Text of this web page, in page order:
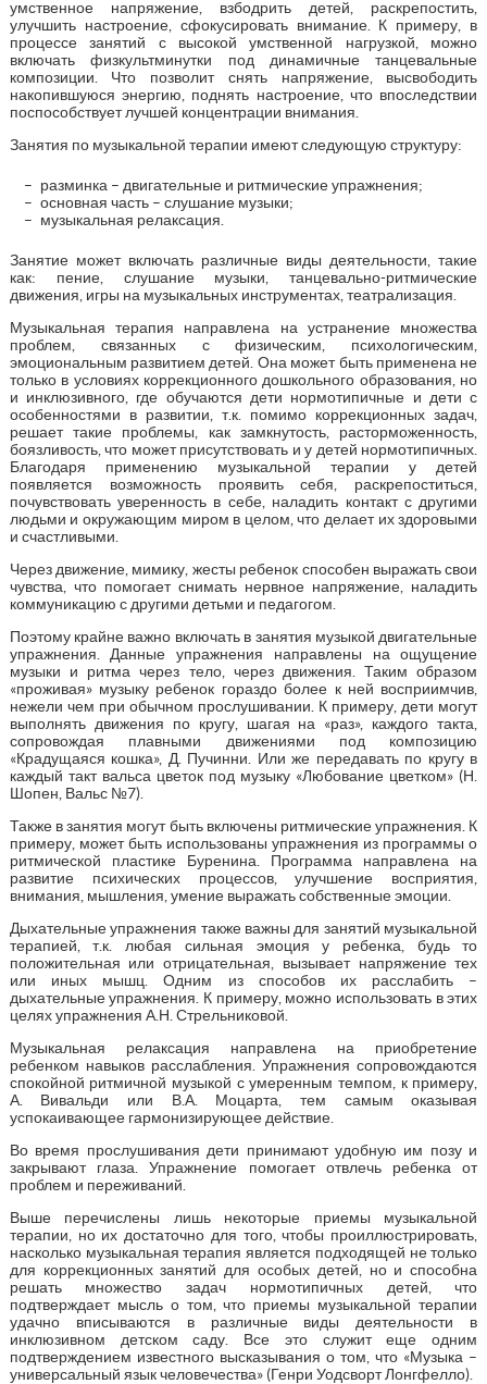
умственное напряжение, взбодрить детей, раскрепостить,
улучшить настроение, сфокусировать внимание. К примеру, в
процессе занятий с высокой умственной нагрузкой, можно
включать физкультминутки под динамичные танцевальные
композиции. Что позволит снять напряжение, высвободить
накопившуюся энергию, поднять настроение, что впоследствии
поспособствует лучшей концентрации внимания.
Занятия по музыкальной терапии имеют следующую структуру:
разминка – двигательные и ритмические упражнения;
основная часть – слушание музыки;
музыкальная релаксация.
Занятие может включать различные виды деятельности, такие
как: пение, слушание музыки, танцевально-ритмические
движения, игры на музыкальных инструментах, театрализация.
Музыкальная терапия направлена на устранение множества
проблем, связанных с физическим, психологическим,
эмоциональным развитием детей. Она может быть применена не
только в условиях коррекционного дошкольного образования, но
и инклюзивного, где обучаются дети нормотипичные и дети с
особенностями в развитии, т.к. помимо коррекционных задач,
решает такие проблемы, как замкнутость, расторможенность,
боязливость, что может присутствовать и у детей нормотипичных.
Благодаря применению музыкальной терапии у детей
появляется возможность проявить себя, раскрепоститься,
почувствовать уверенность в себе, наладить контакт с другими
людьми и окружающим миром в целом, что делает их здоровыми
и счастливыми.
Через движение, мимику, жесты ребенок способен выражать свои
чувства, что помогает снимать нервное напряжение, наладить
коммуникацию с другими детьми и педагогом.
Поэтому крайне важно включать в занятия музыкой двигательные
упражнения. Данные упражнения направлены на ощущение
музыки и ритма через тело, через движения. Таким образом
«проживая» музыку ребенок гораздо более к ней восприимчив,
нежели чем при обычном прослушивании. К примеру, дети могут
выполнять движения по кругу, шагая на «раз», каждого такта,
сопровождая плавными движениями под композицию
«Крадущаяся кошка», Д. Пучинни. Или же передавать по кругу в
каждый такт вальса цветок под музыку «Любование цветком» (Н.
Шопен, Вальс №7).
Также в занятия могут быть включены ритмические упражнения. К
примеру, может быть использованы упражнения из программы о
ритмической пластике Буренина. Программа направлена на
развитие психических процессов, улучшение восприятия,
внимания, мышления, умение выражать собственные эмоции.
Дыхательные упражнения также важны для занятий музыкальной
терапией, т.к. любая сильная эмоция у ребенка, будь то
положительная или отрицательная, вызывает напряжение тех
или иных мышц. Одним из способов их расслабить –
дыхательные упражнения. К примеру, можно использовать в этих
целях упражнения А.Н. Стрельниковой.
Музыкальная релаксация направлена на приобретение
ребенком навыков расслабления. Упражнения сопровождаются
спокойной ритмичной музыкой с умеренным темпом, к примеру,
А. Вивальди или В.А. Моцарта, тем самым оказывая
успокаивающее гармонизирующее действие.
Во время прослушивания дети принимают удобную им позу и
закрывают глаза. Упражнение помогает отвлечь ребенка от
проблем и переживаний.
Выше перечислены лишь некоторые приемы музыкальной
терапии, но их достаточно для того, чтобы проиллюстрировать,
насколько музыкальная терапия является подходящей не только
для коррекционных занятий для особых детей, но и способна
решать множество задач нормотипичных детей, что
подтверждает мысль о том, что приемы музыкальной терапии
удачно вписываются в различные виды деятельности в
инклюзивном детском саду. Все это служит еще одним
подтверждением известного высказывания о том, что «Музыка –
универсальный язык человечества» (Генри Уодсворт Лонгфелло).